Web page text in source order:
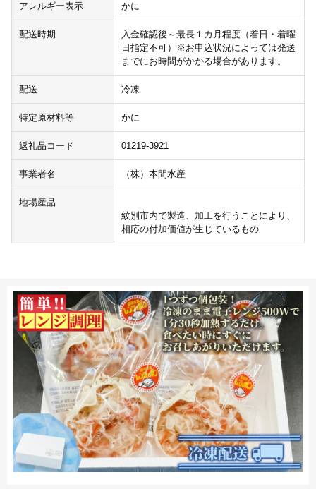
アレルギー表示 かに
配送時期
入金確認後～最長１カ月程度（着日・着曜
日指定不可）※お申込状況によっては発送
までにお時間がかかる場合があります。
配送 冷凍
特定原材料等 かに
返礼品コード 01219-3921
事業者名 （株）本間水産
地場産品
紋別市内で製造、加工を行うことにより、
相応の付加価値が生じているもの